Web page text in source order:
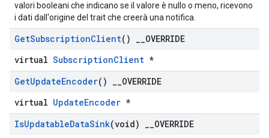
valori booleani che indicano se il valore è nullo o meno, ricevono
i dati dall'origine del trait che creerà una notifica.
GetSubscriptionClient()
OVERRIDE
virtual SubscriptionClient *
GetUpdateEncoder()
OVERRIDE
virtual UpdateEncoder *
IsUpdatableDataSink(void)
OVERRIDE